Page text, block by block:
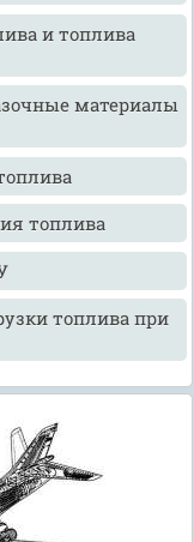
и топлива
материалы
топлива
топлива при